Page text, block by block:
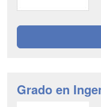
Grado en